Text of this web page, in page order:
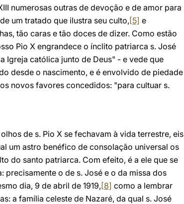
numerosas outras de devoção e de amor para
um tratado que ilustra seu culto, [5] e
tão caras e tão doces de dizer. Como estão
Pio X engrandece o ínclito patriarca s. José
Igreja católica junto de Deus" - e vede que
desde o nascimento, e é envolvido de piedade
novos favores concedidos: "para cultuar s.
de s. Pio X se fechavam à vida terrestre, eis
um astro benéfico de consolação universal os
do santo patriarca. Com efeito, é a ele que se
o de s. José e o da missa dos
dia, 9 de abril de 1919, [8] como a lembrar
a família celeste de Nazaré, da qual s. José